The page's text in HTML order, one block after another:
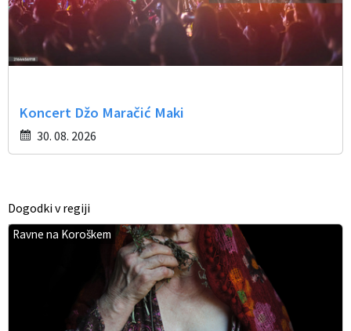
Koncert Džo Maračić Maki
30. 08. 2026
Dogodki v regiji
Ravne na Koroškem